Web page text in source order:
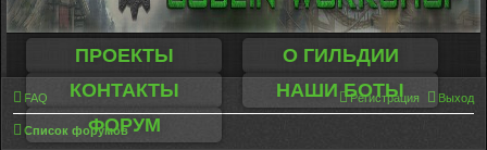
ПРОЕКТЫ
О ГИЛЬДИИ
КОНТАКТЫ
НАШИ БОТЫ
ФОРУМ
FAQ Выход
Регистрация
Список форумов